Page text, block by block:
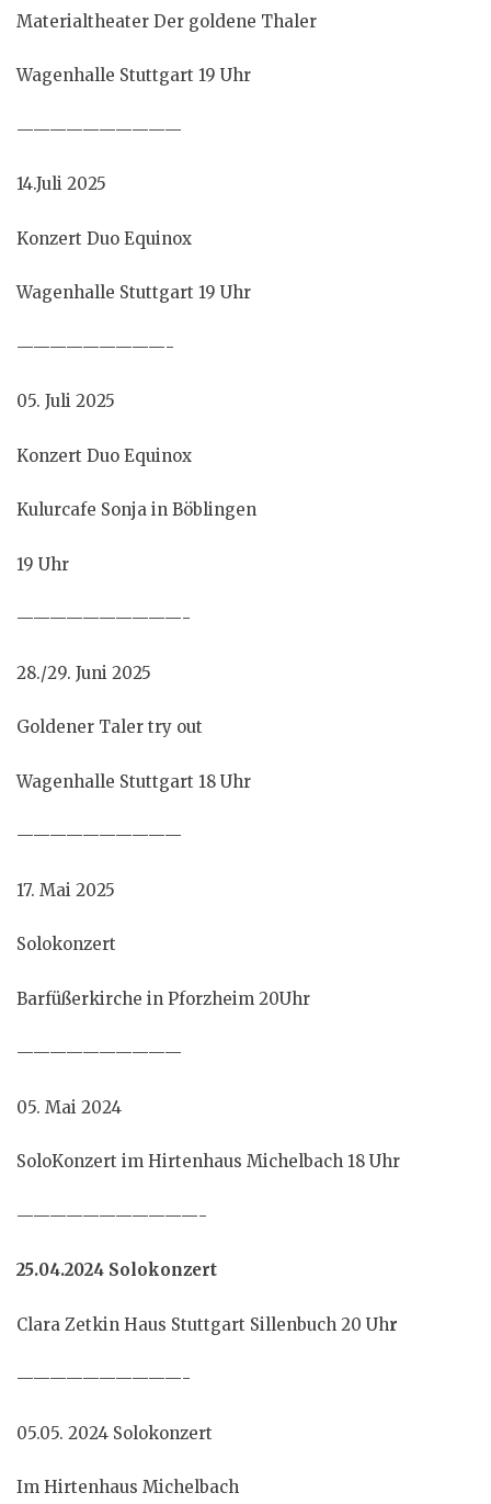
Materialtheater Der goldene Thaler
Wagenhalle Stuttgart 19 Uhr
——————————
14.Juli 2025
Konzert Duo Equinox
Wagenhalle Stuttgart 19 Uhr
—————————-
05. Juli 2025
Konzert Duo Equinox
Kulurcafe Sonja in Böblingen
19 Uhr
——————————-
28./29. Juni 2025
Goldener Taler try out
Wagenhalle Stuttgart 18 Uhr
——————————
17. Mai 2025
Solokonzert
Barfüßerkirche in Pforzheim 20Uhr
——————————
05. Mai 2024
SoloKonzert im Hirtenhaus Michelbach 18 Uhr
———————————-
25.04.2024 Solokonzert
Clara Zetkin Haus Stuttgart Sillenbuch 20 Uhr
——————————-
05.05. 2024 Solokonzert
Im Hirtenhaus Michelbach